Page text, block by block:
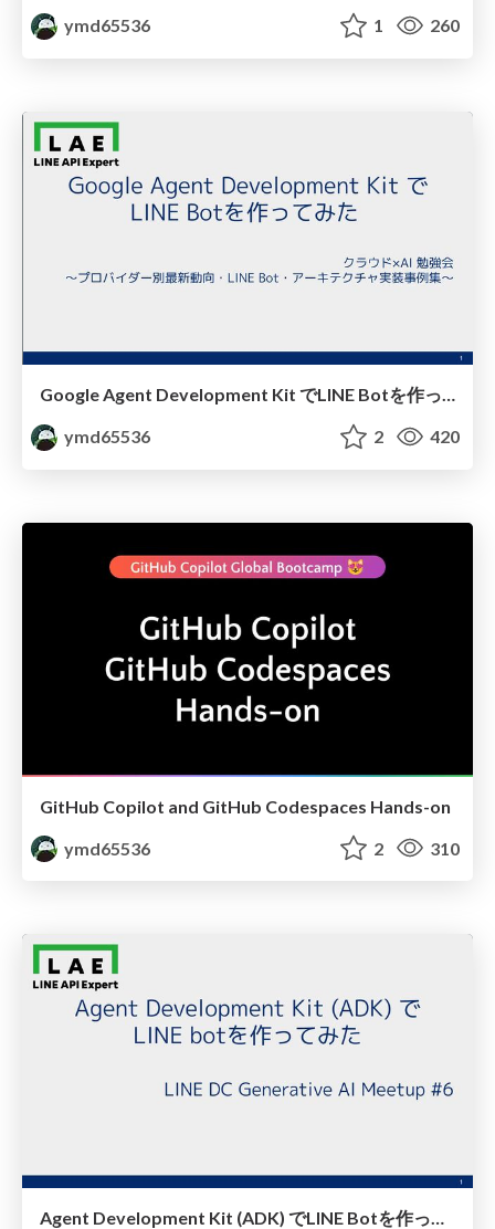
ymd65536
1 260
Google Agent Development Kit でLINE Botを作ってみた
ymd65536
2 420
GitHub Copilot and GitHub Codespaces Hands-on
ymd65536
2 310
Agent Development Kit (ADK) でLINE Botを作ってみた